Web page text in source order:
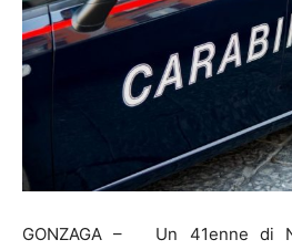
GONZAGA – Un 41enne di